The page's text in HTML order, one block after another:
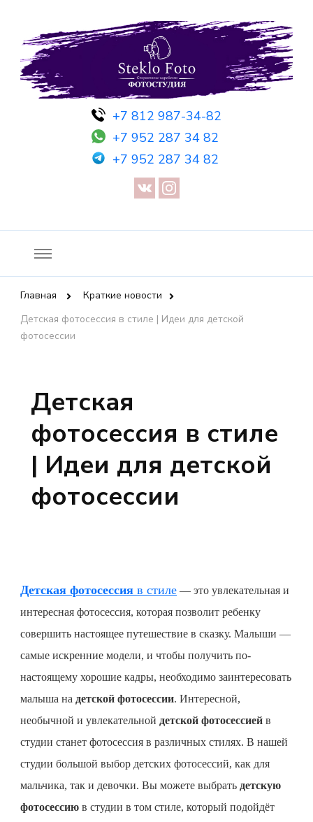
+7 812 987-34-82
+7 952 287 34 82
+7 952 287 34 82
Фотостудия SF
Фотосессия в студии СПб — Фотосессия в Санкт-Петербурге
— Предметная съемка — Невидимый манекен — Прозрачный
манекен — Сертификат на фотосессию
Главная
Краткие новости
Детская фотосессия в стиле | Идеи для детской
фотосессии
Детская
фотосессия в стиле
| Идеи для детской
фотосессии
Детская фотосессия в стиле — это увлекательная и
интересная фотосессия, которая позволит ребенку
совершить настоящее путешествие в сказку. Малыши —
самые искренние модели, и чтобы получить по-
настоящему хорошие кадры, необходимо заинтересовать
малыша на детской фотосессии. Интересной,
необычной и увлекательной детской фотосессией в
студии станет фотосессия в различных стилях. В нашей
студии большой выбор детских фотосессий, как для
мальчика, так и девочки. Вы можете выбрать детскую
фотосессию в студии в том стиле, который подойдёт